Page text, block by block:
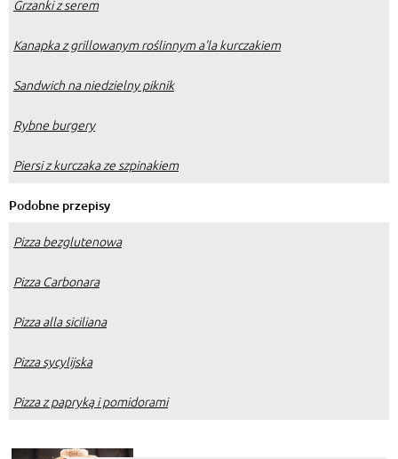
Grzanki z serem
Kanapka z grillowanym roślinnym a'la kurczakiem
Sandwich na niedzielny piknik
Rybne burgery
Piersi z kurczaka ze szpinakiem
Podobne przepisy
Pizza bezglutenowa
Pizza Carbonara
Pizza alla siciliana
Pizza sycylijska
Pizza z papryką i pomidorami